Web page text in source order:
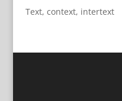
Text, context, intertext